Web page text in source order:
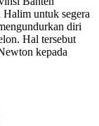
untuk segera
diri
Hal tersebut
kepada